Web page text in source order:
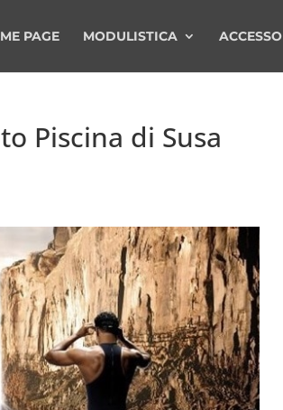
PAGE MODULISTICA ACCESSO
Piscina di Susa